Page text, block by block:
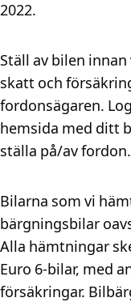
2022.
Ställ av bilen
skatt och
fordonsägaren.
hemsida med ditt
ställa på/av fordon.
Bilarna som vi
bärgningsbilar
Alla hämtningar
Euro 6-bilar, med
försäkringar.